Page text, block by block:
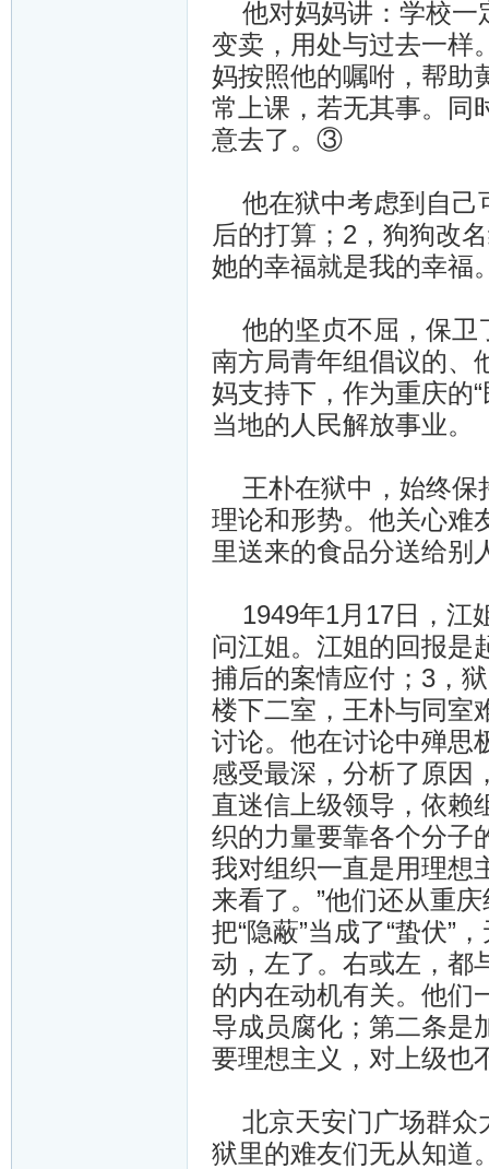
他对妈妈讲：学校一
变卖，用处与过去一样
妈按照他的嘱咐，帮助
常上课，若无其事。同
意去了。③
他在狱中考虑到自己
后的打算；2，狗狗改
她的幸福就是我的幸福
他的坚贞不屈，保卫
南方局青年组倡议的、
妈支持下，作为重庆的
当地的人民解放事业。
王朴在狱中，始终保
理论和形势。他关心难
里送来的食品分送给别
1949年1月17日，江
问江姐。江姐的回报是
捕后的案情应付；3，
楼下二室，王朴与同室
讨论。他在讨论中殚思
感受最深，分析了原因
直迷信上级领导，依赖
织的力量要靠各个分子
我对组织一直是用理想
来看了。”他们还从重
把“隐蔽”当成了“蛰伏”
动，左了。右或左，都
的内在动机有关。他们
导成员腐化；第二条是
要理想主义，对上级
北京天安门广场群众
狱里的难友们无从知道